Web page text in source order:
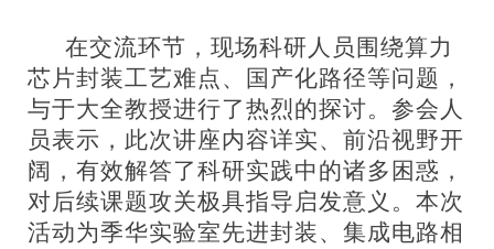
在交流环节，现场科研人员围绕算力
芯片封装工艺难点、国产化路径等问题，
与于大全教授进行了热烈的探讨。参会人
员表示，此次讲座内容详实、前沿视野开
阔，有效解答了科研实践中的诸多困惑，
对后续课题攻关极具指导启发意义。本次
活动为季华实验室先进封装、集成电路相